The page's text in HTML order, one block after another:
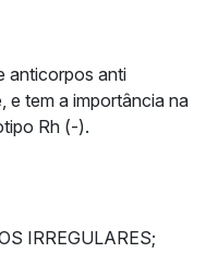
anticorpos anti
e tem a importância na
Rh (-).
IRREGULARES;